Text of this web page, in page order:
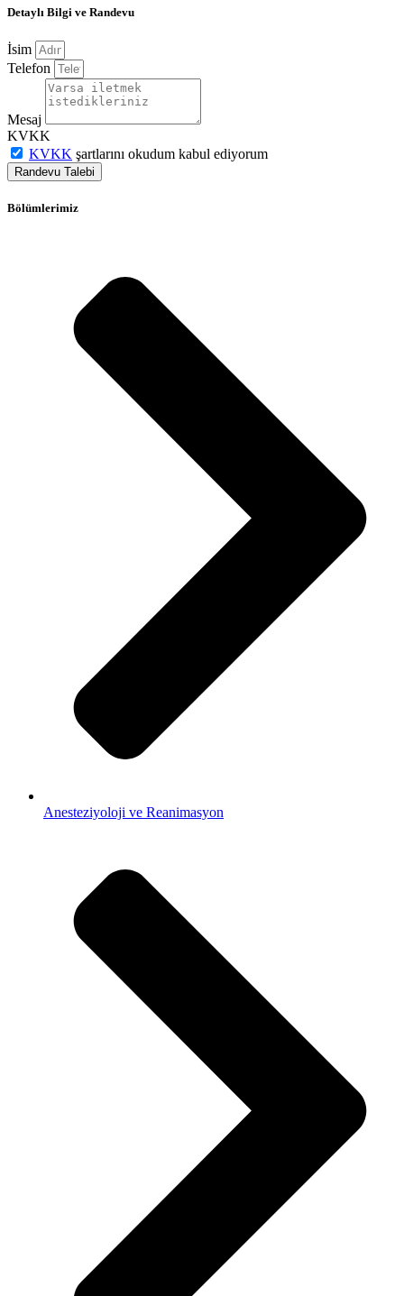
Detaylı Bilgi ve Randevu
İsim
Telefon
Mesaj
KVKK
KVKK şartlarını okudum kabul ediyorum
Randevu Talebi
Bölümlerimiz
Anesteziyoloji ve Reanimasyon